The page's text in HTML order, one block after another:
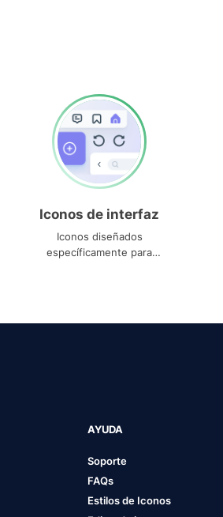
Iconos de interfaz
Iconos diseñados
específicamente para
AYUDA
Soporte
FAQs
Estilos de Iconos